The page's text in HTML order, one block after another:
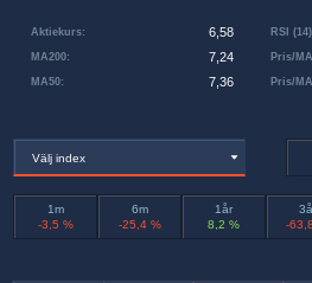
Aktiekurs: 6,58
MA50: 7,36
MA200: 7,24 Pris/
RSI (14)
Pris/
Välj index
1m
-3,5 %
6m
-25,4 %
1år
8,2 %
-